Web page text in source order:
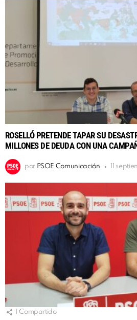
ROSELLÓ PRETENDE TAPAR SU
MILLONES DE DEUDA CON UNA
por PSOE Comunicación 11
Compartido